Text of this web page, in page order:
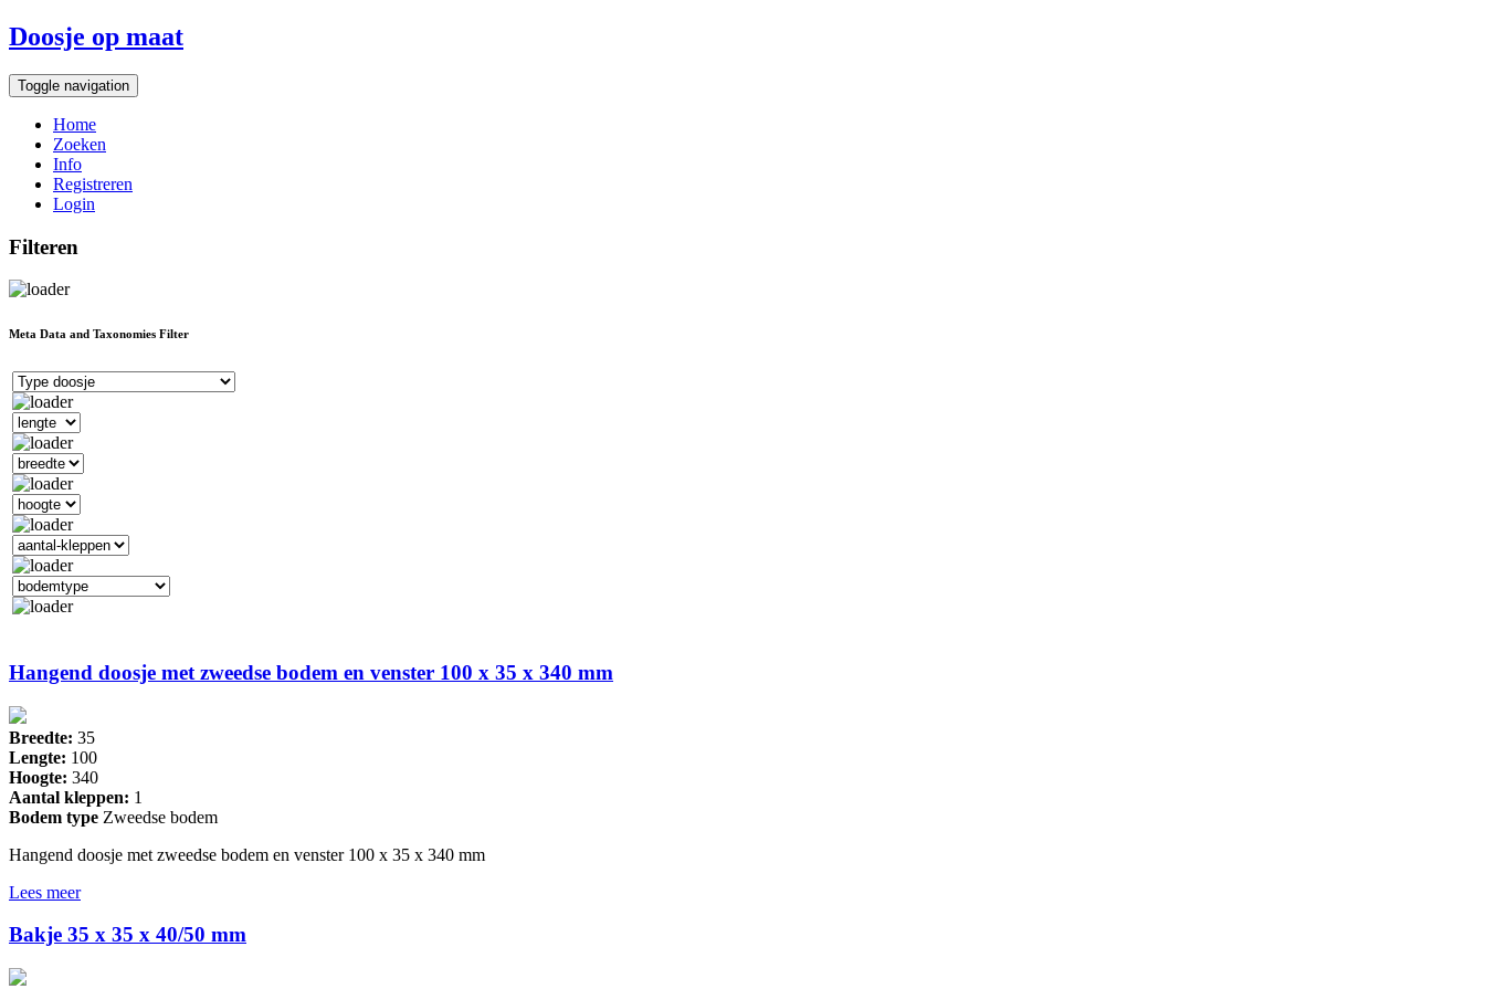
Doosje op maat
Toggle navigation
Home
Zoeken
Info
Registreren
Login
Filteren
Meta Data and Taxonomies Filter
Hangend doosje met zweedse bodem en venster 100 x 35 x 340 mm
Breedte: 35
Lengte: 100
Hoogte: 340
Aantal kleppen: 1
Bodem type Zweedse bodem
Hangend doosje met zweedse bodem en venster 100 x 35 x 340 mm
Lees meer
Bakje 35 x 35 x 40/50 mm